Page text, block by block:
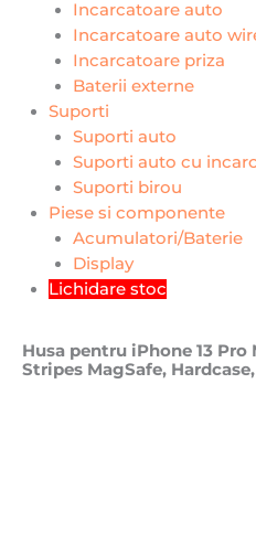
Incarcatoare auto
Incarcatoare auto
Incarcatoare priza
Baterii externe
Suporti
Suporti auto
Suporti auto cu
Suporti birou
Piese si componente
Acumulatori/Baterie
Display
Lichidare stoc
Husa pentru iPhone 13 Pro
Stripes MagSafe,